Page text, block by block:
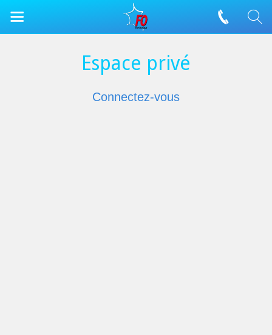
Espace privé
Connectez-vous